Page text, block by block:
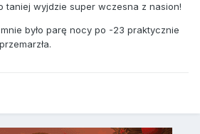
taniej wyjdzie super wczesna z nasion!
było parę nocy po -23 praktycznie